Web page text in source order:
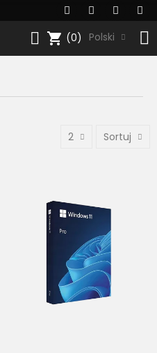
shopping_cart (0) Polski
2 Sortuj